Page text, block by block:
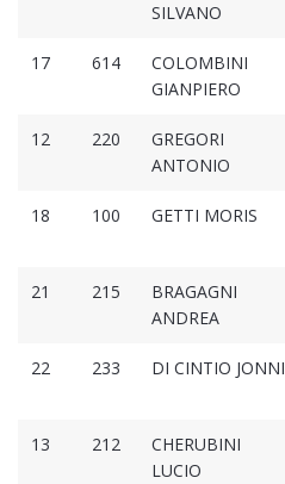
SILVANO
17 614
COLOMBINI
GIANPIERO
12 220
GREGORI
ANTONIO
18 100 GETTI MORIS
21 215
BRAGAGNI
ANDREA
22 233 DI CINTIO JONNI
13 212
CHERUBINI
LUCIO